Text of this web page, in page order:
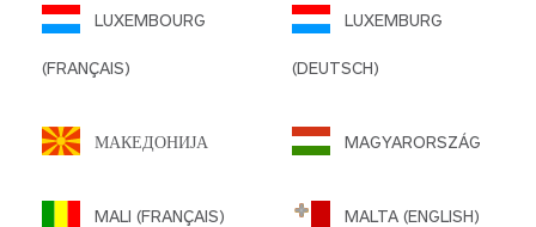
LUXEMBOURG
(FRANÇAIS)
LUXEMBURG
(DEUTSCH)
МАКЕДОНИЈА MAGYARORSZÁG
MALI (FRANÇAIS) MALTA (ENGLISH)